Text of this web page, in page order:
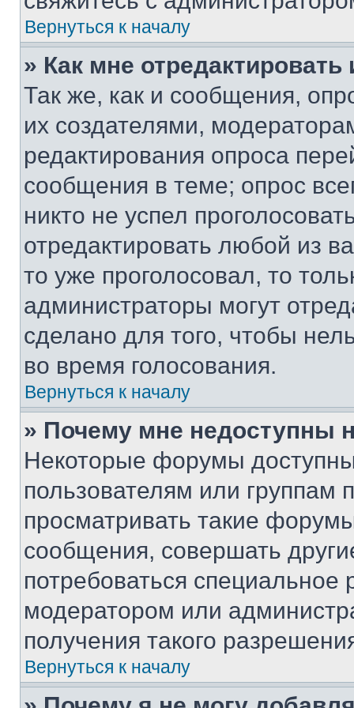
Вернуться к началу
» Как мне
Так же, как и сообщения,
их создателями,
редактирования опроса
сообщения в теме; опрос
никто не успел
отредактировать любой из
то уже проголосовал, то
администраторы могут
сделано для того, чтобы
во время голосования.
Вернуться к началу
» Почему мне недоступны
Некоторые форумы
пользователям или группам
просматривать такие
сообщения, совершать
потребоваться
модератором или
получения такого
Вернуться к началу